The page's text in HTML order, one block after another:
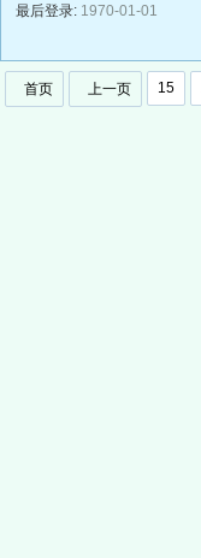
最后登录: 1970-01-01
首页 上一页 15